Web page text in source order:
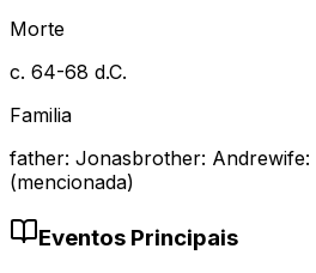
Morte
c. 64-68 d.C.
Familia
father: Jonasbrother: Andrewife:
(mencionada)
Eventos Principais